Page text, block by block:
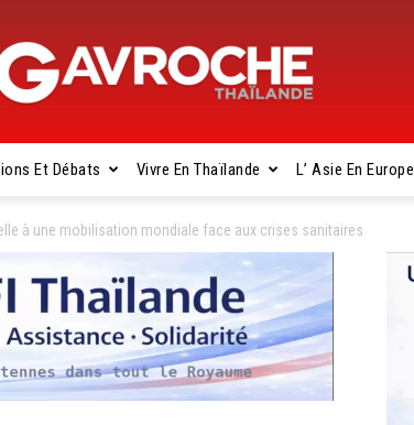
Gavroche
Thaïlande
Et Débats Vivre En Thaïlande L’ Asie En Europe
à une mobilisation mondiale face aux crises sanitaires